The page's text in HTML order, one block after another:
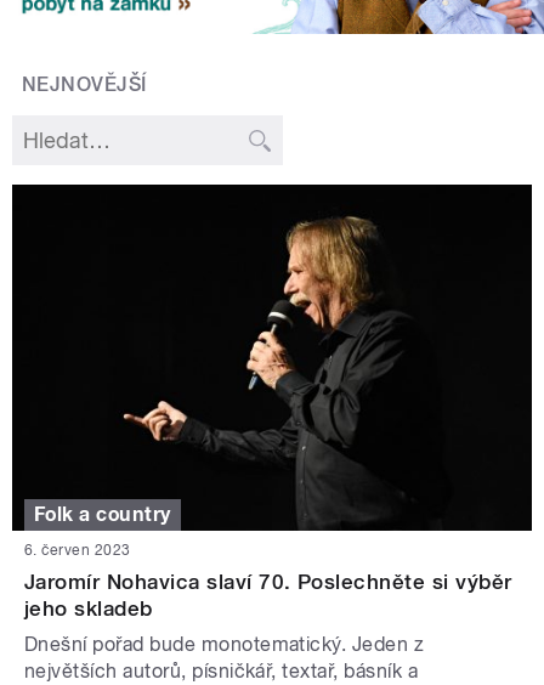
NEJNOVĚJŠÍ
Folk a country
6. červen 2023
Jaromír Nohavica slaví 70. Poslechněte si výběr
jeho skladeb
Dnešní pořad bude monotematický. Jeden z
největších autorů, písničkář, textař, básník a